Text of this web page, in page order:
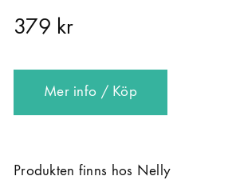
379 kr
Mer info / Köp
Produkten finns hos Nelly